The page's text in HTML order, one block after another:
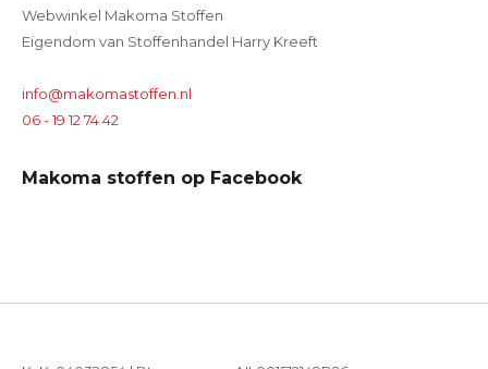
Webwinkel Makoma Stoffen
Eigendom van Stoffenhandel Harry Kreeft
info@makomastoffen.nl
06 - 19 12 74 42
Makoma stoffen op Facebook